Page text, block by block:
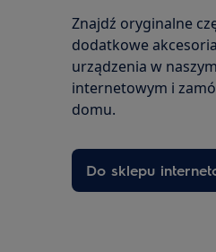
Znajdź oryginalne
dodatkowe
urządzenia w
internetowym i
domu.
Do sklepu